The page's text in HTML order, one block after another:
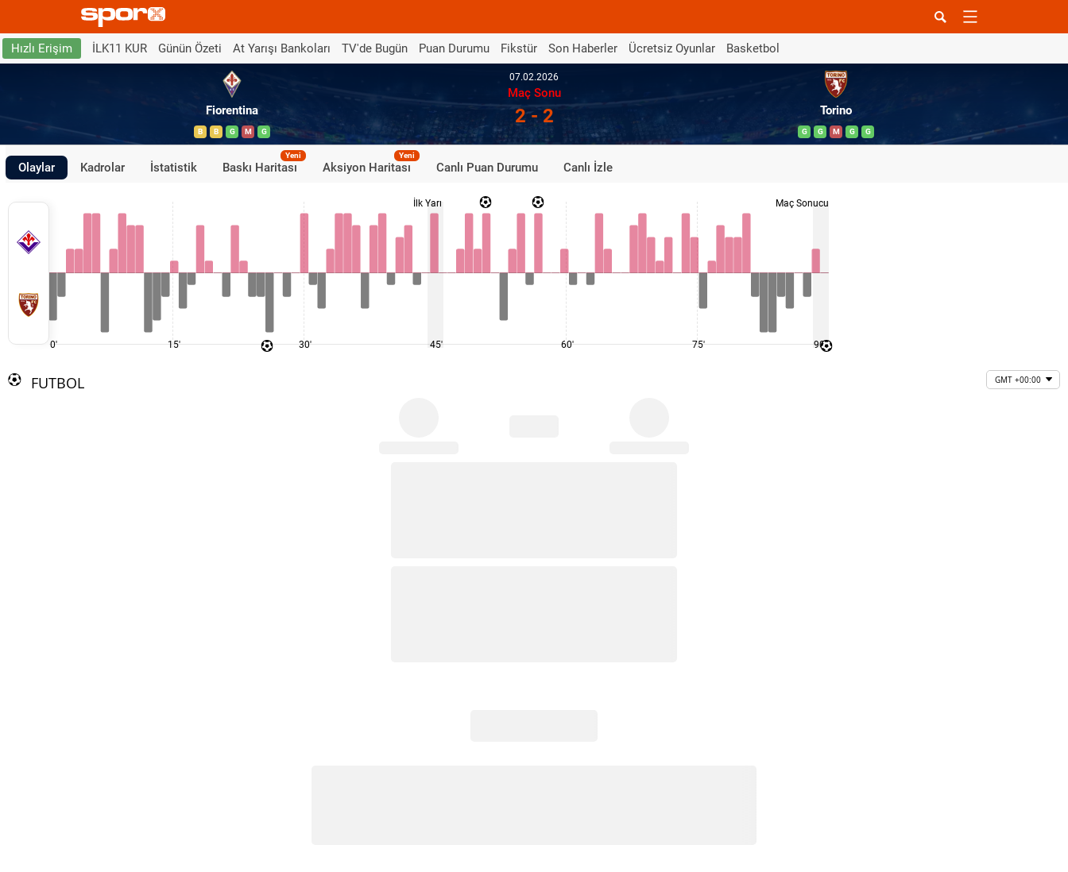
Hızlı Erişim İLK11 KUR Günün Özeti At Yarışı Bankoları TV'de Bugün Puan Durumu Fikstür Son Haberler Ücretsiz Oyunlar Basketbol
Fiorentina
B B G M G
07.02.2026
Maç Sonu
2 - 2 Torino
G G M G G
Olaylar Kadrolar İstatistik Baskı Haritası
Yeni
Aksiyon Haritası
Yeni
Canlı Puan Durumu Canlı İzle
0' 15' 30'
İlk Yarı
45' 60' 75'
Maç Sonucu
90 '
FUTBOL GMT +00:00